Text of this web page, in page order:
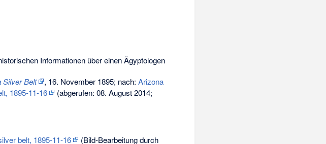
Informationen über einen Ägyptologen
Silver Belt , 16. November 1895; nach: Arizona
1895-11-16
(abgerufen: 08. August 2014;
belt, 1895-11-16 (Bild-Bearbeitung durch